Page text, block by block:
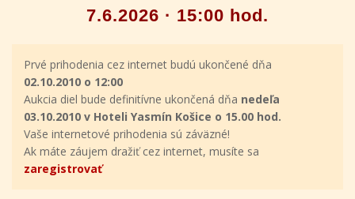
7.6.2026 · 15:00 hod.
Prvé prihodenia cez internet budú ukončené dňa
02.10.2010 o 12:00
Aukcia diel bude definitívne ukončená dňa nedeľa
03.10.2010 v Hoteli Yasmín Košice o 15.00 hod.
Vaše internetové prihodenia sú záväzné!
Ak máte záujem dražiť cez internet, musíte sa
zaregistrovať